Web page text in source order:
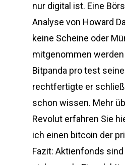
nur digital ist. Eine
Analyse von Howard
keine Scheine oder
mitgenommen
Bitpanda pro test
rechtfertigte er
schon wissen. Mehr
Revolut erfahren Sie
ich einen bitcoin der
Fazit: Aktienfonds